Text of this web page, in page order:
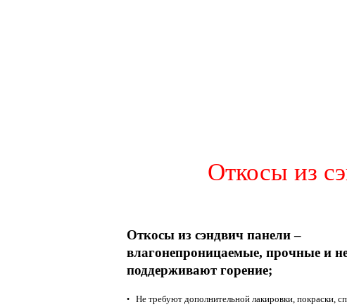
Откосы из
Откосы из сэндвич панели –
влагонепроницаемые, прочные и
поддерживают горение;
•
Не требуют дополнительной лакировки, покраски,